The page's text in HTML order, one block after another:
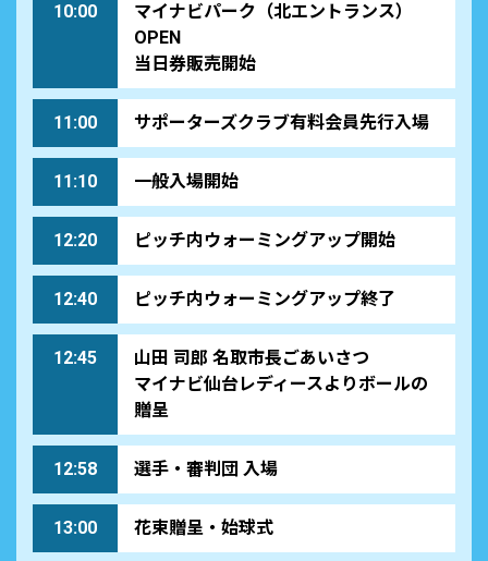
10:00
マイナビパーク（北エントランス）
OPEN
当日券販売開始
11:00 サポーターズクラブ有料会員先行入場
11:10 一般入場開始
12:20 ピッチ内ウォーミングアップ開始
12:40 ピッチ内ウォーミングアップ終了
12:45
山田 司郎 名取市長ごあいさつ
マイナビ仙台レディースよりボールの
贈呈
12:58 選手・審判団 入場
13:00 花束贈呈・始球式